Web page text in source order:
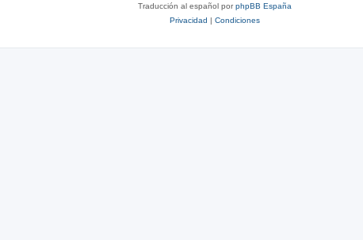
Traducción al español porphpBB España
Privacidad | Condiciones